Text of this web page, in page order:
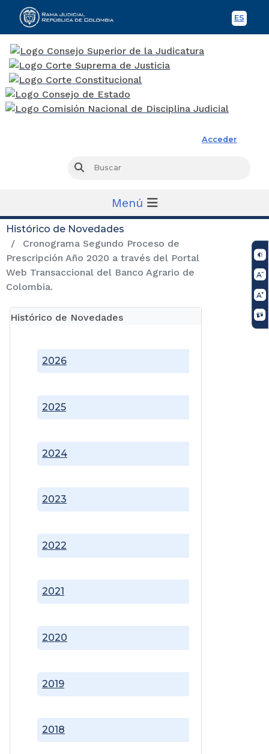
ES
Acceder
Buscar
Menú
Histórico de Novedades
Cronograma Segundo Proceso de
Prescripción Año 2020 a través del Portal
Web Transaccional del Banco Agrario de
Colombia.
Histórico de Novedades
2018
2019
2020
2021
2022
2023
2024
2025
2026